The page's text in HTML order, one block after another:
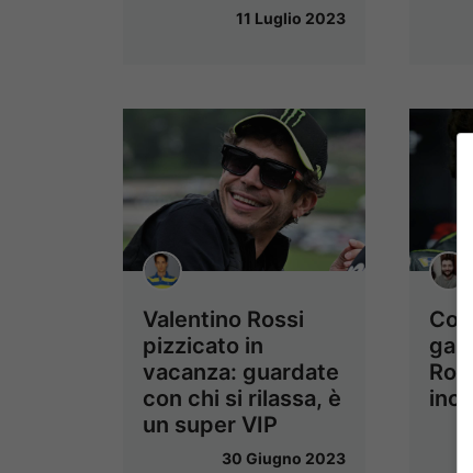
11 Luglio 2023
Valentino Rossi
pizzicato in
vacanza: guardate
con chi si rilassa, è
un super VIP
30 Giugno 2023